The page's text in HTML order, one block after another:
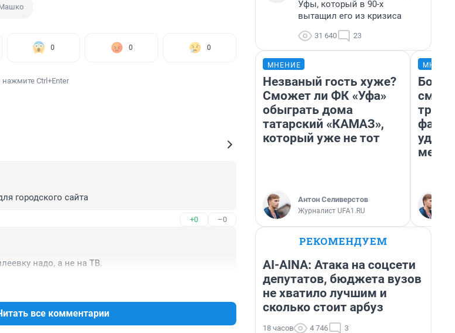
0 0 0
Ctrl+Enter
городского сайта
+0 –0
надо, а не на ТВ.
все комментарии
Уфы, который в 90-х
вытащил его из кризиса
31 640 23
МНЕНИЕ
Незваный гость хуже?
Сможет ли ФК «Уфа»
обыграть дома
татарский «КАМАЗ»,
который уже не тот
Антон Селиверстов
Журналист UFA1.RU
месте
РЕКОМЕНДУЕМ
AI-AINA: Атака на соцсети
депутатов, бюджета вузов
не хватило лучшим и
сколько стоит арбуз
18 часов 4 746 3